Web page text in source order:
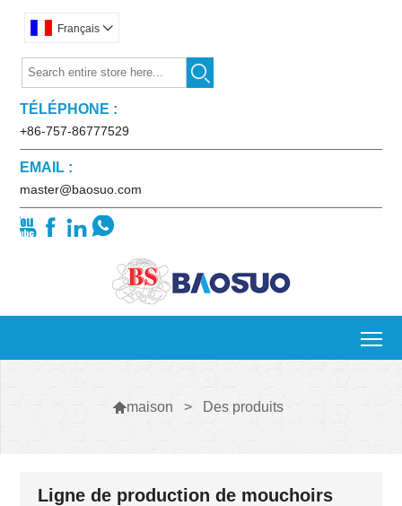
Français 

TÉLÉPHONE :
+86-757-86777529
EMAIL :
master@baosuo.com
   
maison > Des produits
Ligne de production de mouchoirs